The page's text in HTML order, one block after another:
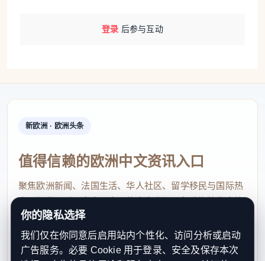
登录 后参与互动
新欧洲 · 欧洲头条
值得信赖的欧洲中文资讯入口
聚焦欧洲新闻、法国生活、华人社区、留学移民与国际热
点，提供及时、真实、实用的中文资讯，帮助海外华人快
速了解欧洲动态。
contact@xinouzhou.com
服务支持、版权与合作：工作日优先处理站务、投稿与权
你的隐私选择
我们仅在你同意后启用站内个性化、访问分析或启动
广告服务。必要 Cookie 用于登录、安全及保存本次